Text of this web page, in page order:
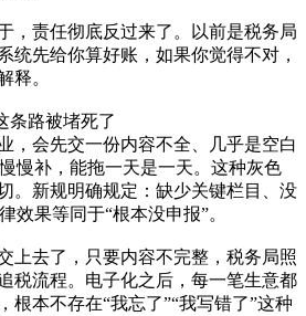
，责任彻底反过来了。以前是税务局
统先给你算好账，如果你觉得不对，
释。
条路被堵死了
，会先交一份内容不全、几乎是空白
慢补，能拖一天是一天。这种灰色
。新规明确规定：缺少关键栏目、没
效果等同于“根本没申报”。
上去了，只要内容不完整，税务局照
税流程。电子化之后，每一笔生意都
根本不存在“我忘了”“我写错了”这种